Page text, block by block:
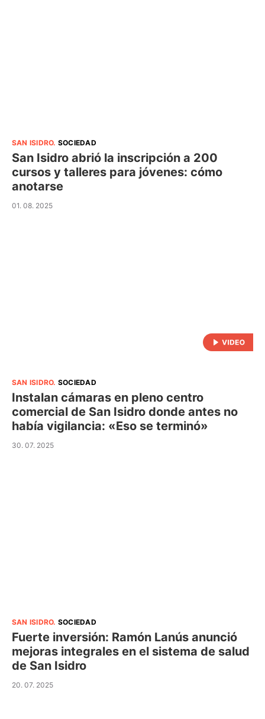
SAN ISIDRO. SOCIEDAD
San Isidro abrió la inscripción a 200
cursos y talleres para jóvenes: cómo
anotarse
01. 08. 2025
SAN ISIDRO. SOCIEDAD
Instalan cámaras en pleno centro
comercial de San Isidro donde antes no
había vigilancia: «Eso se terminó»
30. 07. 2025
SAN ISIDRO. SOCIEDAD
Fuerte inversión: Ramón Lanús anunció
mejoras integrales en el sistema de salud
de San Isidro
20. 07. 2025